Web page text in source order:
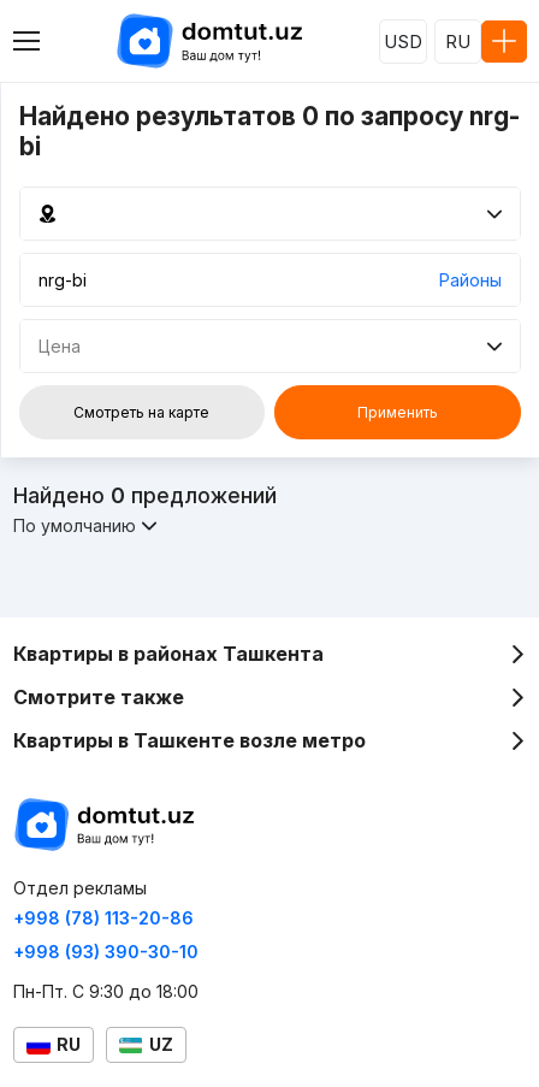
USD RU
Найдено результатов 0 по запросу nrg-
bi
Районы
Цена
Смотреть на карте Применить
Найдено 0 предложений
По умолчанию
Квартиры в районах Ташкента
Смотрите также
Квартиры в Ташкенте возле метро
Отдел рекламы
+998 (78) 113-20-86
+998 (93) 390-30-10
Пн-Пт. С 9:30 до 18:00
RU UZ